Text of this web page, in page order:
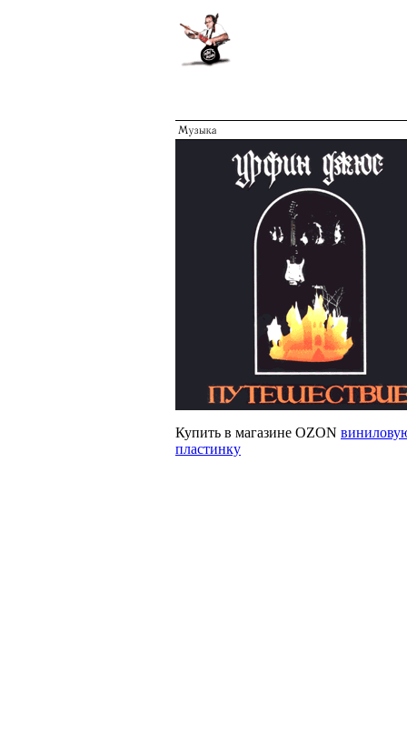
Купить в магазине OZON
пластинку